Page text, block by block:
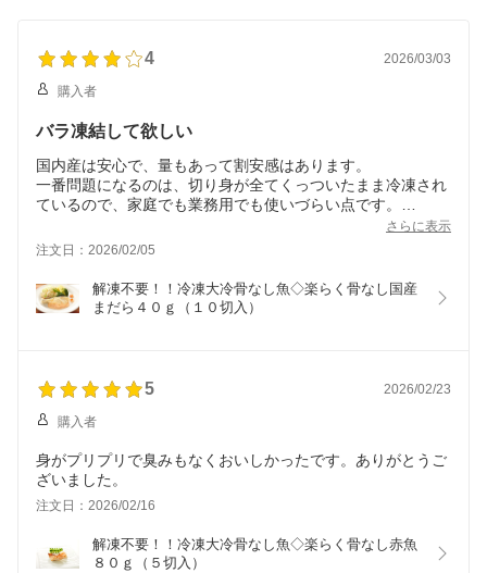
4 2026/03/03
購入者
バラ凍結して欲しい
国内産は安心で、量もあって割安感はあります。
一番問題になるのは、切り身が全てくっついたまま冷凍され
ているので、家庭でも業務用でも使いづらい点です。
同時購入した赤魚のほうは一切れずつバラ冷凍されているの
で小出しして使えるのですが、どうしてこちらはそうなって
少し解凍してから何とか割ることができましたが、身が千切
れてしまいました。残りを再凍結するのも鮮度を落としてし
ているので、袋の中で一箇所に固めないようできるだけバラ
バラに置いてから凍結して欲しいです。
身は脂が乗ってなく煮物に不向きと思い、せっかくの白身な
た。パサつきがなくなりとても美味しかったです。
さらに表示
注文日：2026/02/05
解凍不要！！冷凍大冷骨なし魚◇楽らく骨なし国産
まだら４０ｇ（１０切入）
5 2026/02/23
購入者
身がプリプリで臭みもなくおいしかったです。ありがとうご
ざいました。
注文日：2026/02/16
解凍不要！！冷凍大冷骨なし魚◇楽らく骨なし赤魚
８０ｇ（５切入）